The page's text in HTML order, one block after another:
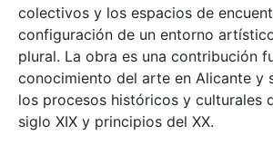
colectivos y los espacios de
configuración de un entorno
plural. La obra es una contribución
conocimiento del arte en Alicante y
los procesos históricos y culturales
siglo XIX y principios del XX.